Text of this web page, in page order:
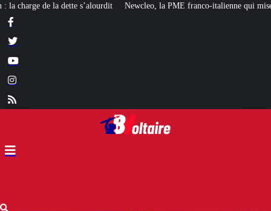
la PME franco-italienne qui mise sur l’avenir du « mini nucléaire »